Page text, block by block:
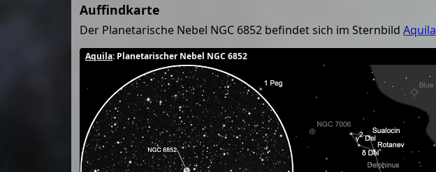
Auffindkarte
Der Planetarische Nebel NGC 6852 befindet sich im Sternbild Aquila
Aquila: Planetarischer Nebel NGC 6852